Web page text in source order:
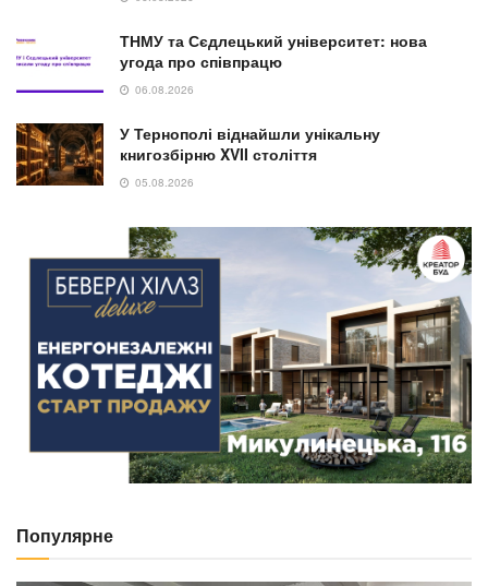
ТНМУ та Сєдлецький університет: нова
угода про співпрацю
06.08.2026
У Тернополі віднайшли унікальну
книгозбірню XVII століття
05.08.2026
Популярне